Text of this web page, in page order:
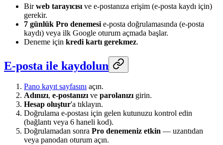
Birweb tarayıcısı ve e-postanıza erişim (e-posta kaydı için)
gerekir.
7 günlük Pro denemesi e-posta doğrulamasında (e-posta
kaydı) veya ilk Google oturum açmada başlar.
Deneme için kredi kartı gerekmez.
E-posta ile kaydolun
Pano kayıt sayfasını açın.
Adınızı, e-postanızıve parolanızıgirin.
Hesap oluştur'a tıklayın.
Doğrulama e-postası için gelen kutunuzu kontrol edin
(bağlantı veya 6 haneli kod).
Doğrulamadan sonra Pro denemeniz etkin — uzantıdan
veya panodan oturum açın.